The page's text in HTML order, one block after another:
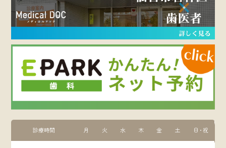
診療時間 月 火 水 木 金 土 日・祝